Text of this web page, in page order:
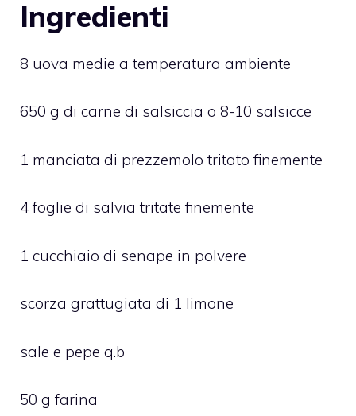
Ingredienti
8 uova medie a temperatura ambiente
650 g di carne di salsiccia o 8-10 salsicce
1 manciata di prezzemolo tritato finemente
4 foglie di salvia tritate finemente
1 cucchiaio di senape in polvere
scorza grattugiata di 1 limone
sale e pepe q.b
50 g farina